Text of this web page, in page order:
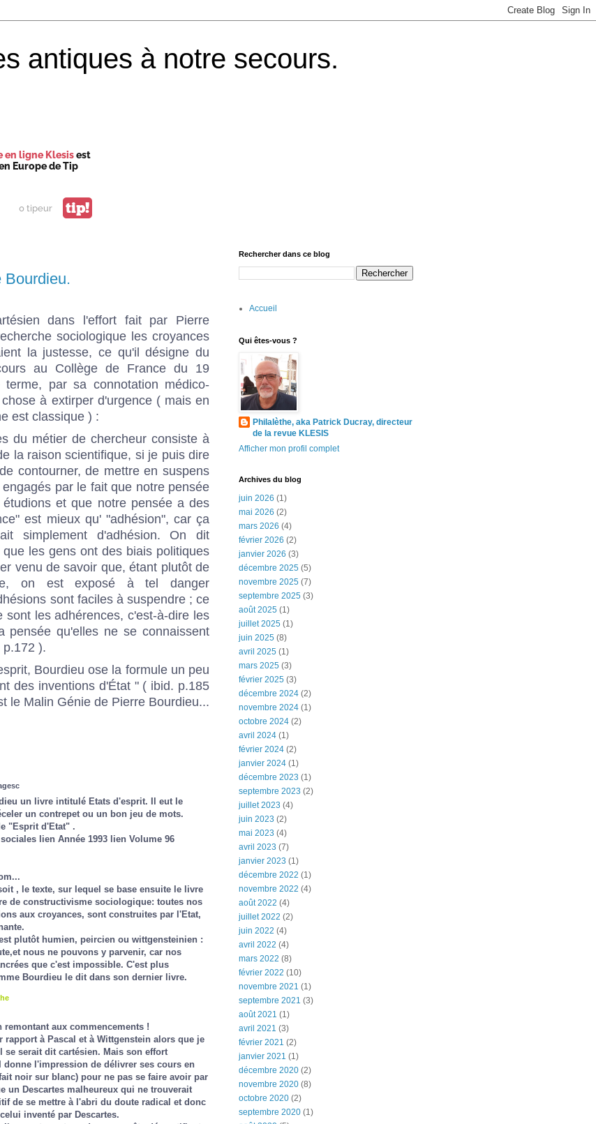
antiques à notre secours.
en ligne Klesisest
Europe de Tip
0 tipeur tip!
Bourdieu.
dans l'effort fait par Pierre
sociologique les croyances
la justesse, ce qu'il désigne du
au Collège de France du 19
par sa connotation médico-
à extirper d'urgence ( mais en
est classique ) :
du métier de chercheur consiste à
la raison scientifique, si je puis dire
contourner, de mettre en suspens
par le fait que notre pensée
et que notre pensée a des
est mieux qu' "adhésion", car ça
simplement d'adhésion. On dit
les gens ont des biais politiques
venu de savoir que, étant plutôt de
on est exposé à tel danger
sont faciles à suspendre ; ce
les adhérences, c'est-à-dire les
pensée qu'elles ne se connaissent
p.172 ).
Bourdieu ose la formule un peu
des inventions d'État " ( ibid. p.185
le Malin Génie de Pierre Bourdieu...
un livre intitulé Etats d'esprit. Il eut le
un contrepet ou un bon jeu de mots.
"Esprit d'Etat" .
lien Année 1993 lien Volume 96
, le texte, sur lequel se base ensuite le livre
de constructivisme sociologique: toutes nos
aux croyances, sont construites par l'Etat,
plutôt humien, peircien ou wittgensteinien :
nous ne pouvons y parvenir, car nos
que c'est impossible. C'est plus
Bourdieu le dit dans son dernier livre.
aux commencements !
rapport à Pascal et à Wittgenstein alors que je
serait dit cartésien. Mais son effort
l'impression de délivrer ses cours en
noir sur blanc) pour ne pas se faire avoir par
un Descartes malheureux qui ne trouverait
de se mettre à l'abri du doute radical et donc
inventé par Descartes.
Rechercher dans ce blog
Accueil
Qui êtes-vous ?
Philalèthe, aka Patrick Ducray, directeur
de la revue KLESIS
Afficher mon profil complet
Archives du blog
juin 2026 (1)
mai 2026 (2)
mars 2026 (4)
février 2026 (2)
janvier 2026 (3)
décembre 2025 (5)
novembre 2025 (7)
septembre 2025 (3)
août 2025 (1)
juillet 2025 (1)
juin 2025 (8)
avril 2025 (1)
mars 2025 (3)
février 2025 (3)
décembre 2024 (2)
novembre 2024 (1)
octobre 2024 (2)
avril 2024 (1)
février 2024 (2)
janvier 2024 (1)
décembre 2023 (1)
septembre 2023 (2)
juillet 2023 (4)
juin 2023 (2)
mai 2023 (4)
avril 2023 (7)
janvier 2023 (1)
décembre 2022 (1)
novembre 2022 (4)
août 2022 (4)
juillet 2022 (2)
juin 2022 (4)
avril 2022 (4)
mars 2022 (8)
février 2022 (10)
novembre 2021 (1)
septembre 2021 (3)
août 2021 (1)
avril 2021 (3)
février 2021 (2)
janvier 2021 (1)
décembre 2020 (2)
novembre 2020 (8)
octobre 2020 (2)
septembre 2020 (1)